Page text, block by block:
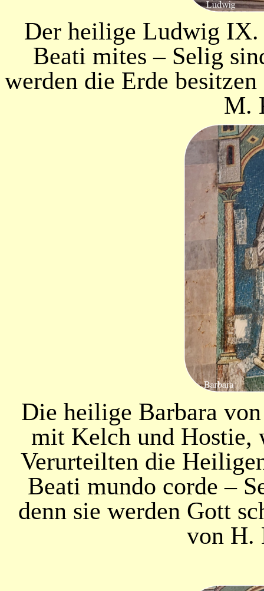
Der heilige Ludwig IX.
Beati mites – Selig
werden die Erde
M.
Die heilige Barbara
mit Kelch und Hostie,
Verurteilten die
Beati mundo corde –
denn sie werden Gott
von H.